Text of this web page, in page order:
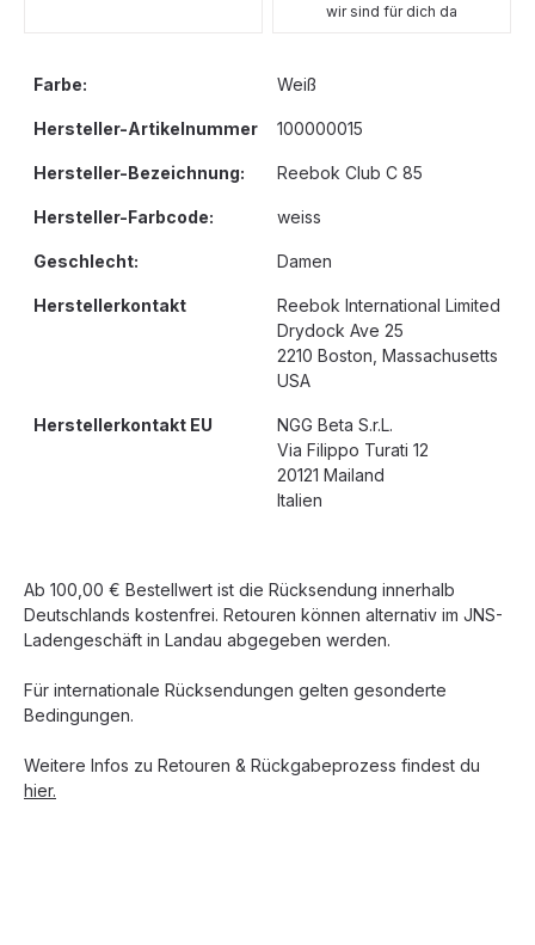
wir sind für dich da
Farbe: Weiß
Hersteller-Artikelnummer 100000015
Hersteller-Bezeichnung: Reebok Club C 85
Hersteller-Farbcode: weiss
Geschlecht: Damen
Herstellerkontakt
Reebok International Limited
Drydock Ave 25
2210 Boston, Massachusetts
USA
Herstellerkontakt EU
NGG Beta S.r.L.
Via Filippo Turati 12
20121 Mailand
Italien
Ab 100,00 € Bestellwert ist die Rücksendung innerhalb
Deutschlands kostenfrei. Retouren können alternativ im JNS-
Ladengeschäft in Landau abgegeben werden.
Für internationale Rücksendungen gelten gesonderte
Bedingungen.
Weitere Infos zu Retouren & Rückgabeprozess findest du
hier.